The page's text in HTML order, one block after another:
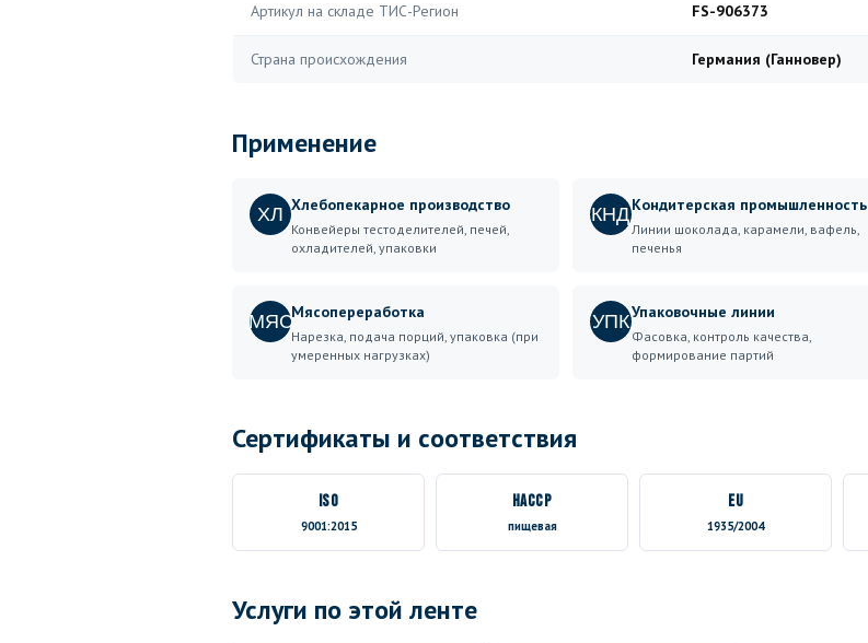
Артикул на складе ТИС-Регион FS-906373
Страна происхождения Германия (Ганновер)
Применение
ХЛ Хлебопекарное производство
Конвейеры тестоделителей, печей,
охладителей, упаковки
КНДКондитерская промышленность
Линии шоколада, карамели, вафель,
печенья
МЯСМясопереработка
Нарезка, подача порций, упаковка (при
умеренных нагрузках)
УПКУпаковочные линии
Фасовка, контроль качества,
формирование партий
Сертификаты и соответствия
ISO
9001:2015
HACCP
пищевая
EU
1935/2004
Услуги по этой ленте